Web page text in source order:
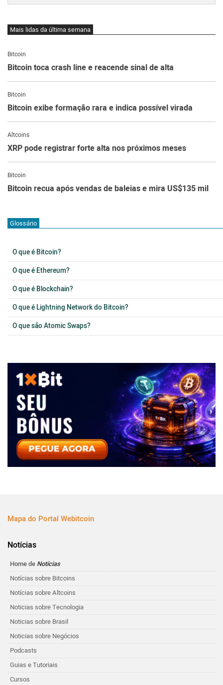
Mais lidas da última semana
Bitcoin
Bitcoin toca crash line e reacende sinal de alta
Bitcoin
Bitcoin exibe formação rara e indica possível virada
Altcoins
XRP pode registrar forte alta nos próximos meses
Bitcoin
Bitcoin recua após vendas de baleias e mira US$135 mil
Glossário
O que é Bitcoin?
O que é Ethereum?
O que é Blockchain?
O que é Lightning Network do Bitcoin?
O que são Atomic Swaps?
Mapa do Portal Webitcoin
Notícias
Home de Notícias
Notícias sobre Bitcoins
Notícias sobre Altcoins
Noticias sobre Tecnologia
Noticias sobre Brasil
Noticias sobre Negócios
Podcasts
Guias e Tutoriais
Cursos